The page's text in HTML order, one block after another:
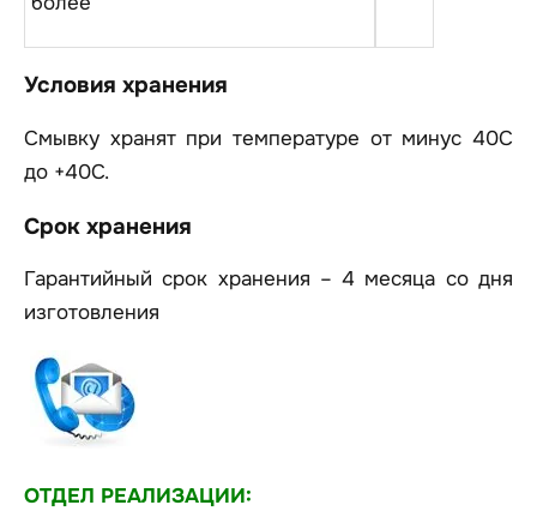
Условия хранения
Смывку хранят при температуре от минус 40С
до +40С.
Срок хранения
Гарантийный срок хранения – 4 месяца со дня
изготовления
ОТДЕЛ РЕАЛИЗАЦИИ: